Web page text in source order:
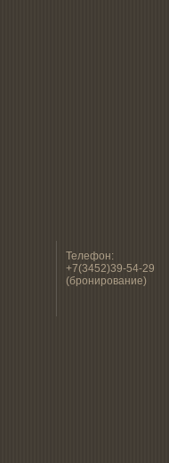
Телефон:
+7(3452)39-54-29
(бронирование)